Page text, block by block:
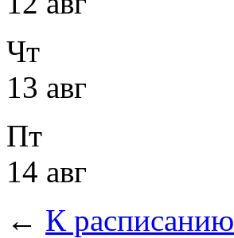
Чт
13 авг
Пт
14 авг
← К расписанию